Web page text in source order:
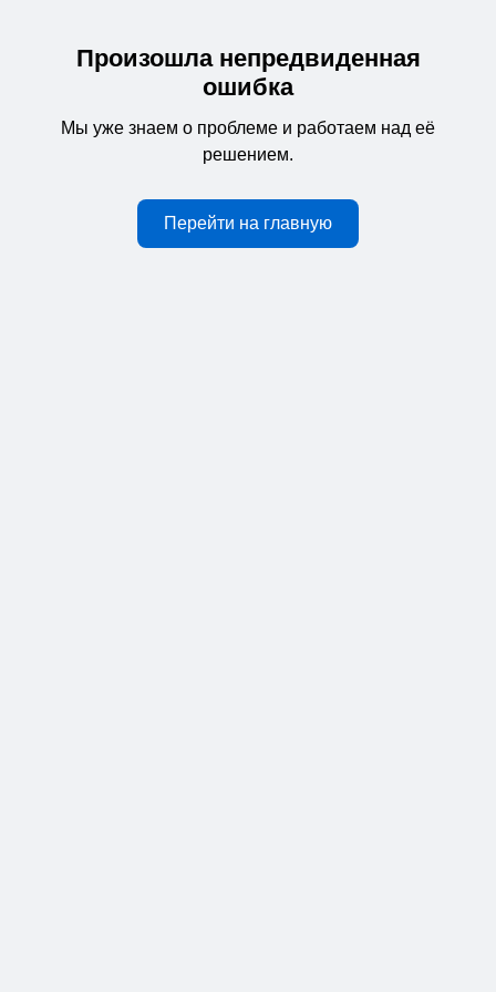
Произошла непредвиденная
ошибка
Мы уже знаем о проблеме и работаем над её
решением.
Перейти на главную